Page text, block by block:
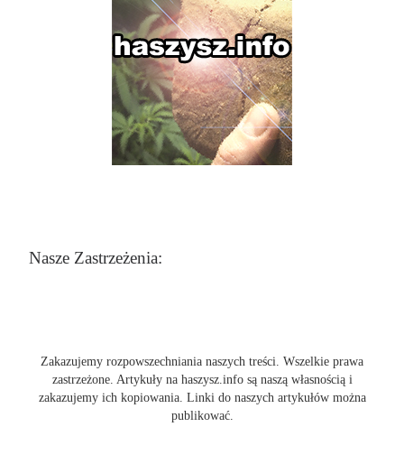
Nasze Zastrzeżenia:
Zakazujemy rozpowszechniania naszych treści. Wszelkie prawa
zastrzeżone. Artykuły na haszysz.info są naszą własnością i
zakazujemy ich kopiowania. Linki do naszych artykułów można
publikować.